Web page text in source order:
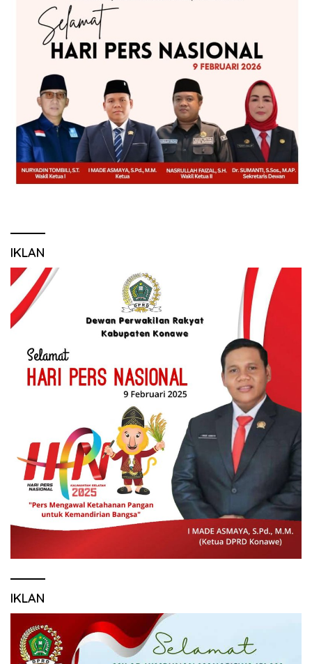
IKLAN
IKLAN